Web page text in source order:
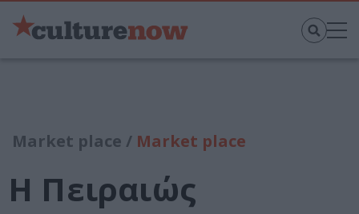
Market place / Market place
Η Πειραιώς